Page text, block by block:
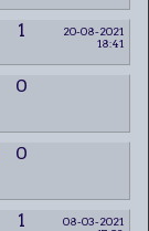
1
20-08-2021
18:41
0
0
1
08-03-2021